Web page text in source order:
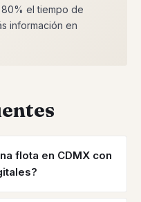
el tiempo de
información en
flota en CDMX con